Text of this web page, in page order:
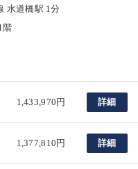
水道橋駅 1分
階
1,433,970円 詳細
1,377,810円 詳細